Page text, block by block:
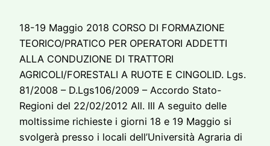
18-19 Maggio 2018 CORSO DI FORMAZIONE
TEORICO/PRATICO PER OPERATORI ADDETTI
ALLA CONDUZIONE DI TRATTORI
AGRICOLI/FORESTALI A RUOTE E CINGOLID. Lgs.
81/2008 – D.Lgs106/2009 – Accordo Stato-
Regioni del 22/02/2012 All. III A seguito delle
moltissime richieste i giorni 18 e 19 Maggio si
svolgerà presso i locali dell’Università Agraria di